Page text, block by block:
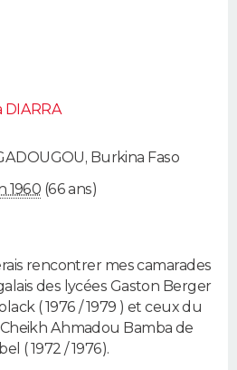
DIARRA
, Burkina Faso
1960 (66 ans)
rencontrer mes camarades
des lycées Gaston Berger
( 1976 / 1979 ) et ceux du
Ahmadou Bamba de
( 1972 / 1976).